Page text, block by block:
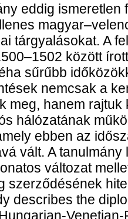
eddig
tárgyalásokat. A
között
sűrűbb
nemcsak a
meg, hanem
hálózatának
ebben az
vált. A
változat
szerződésének
describes the